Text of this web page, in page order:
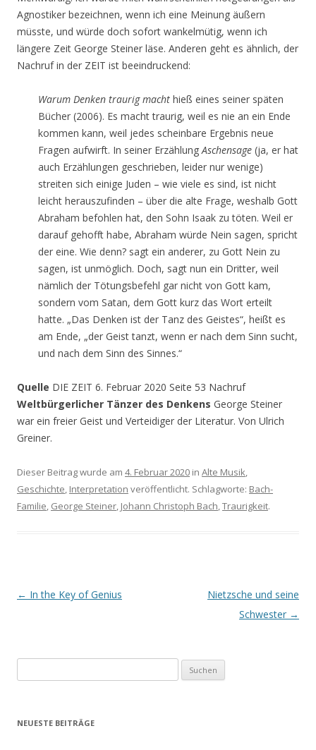
Agnostiker bezeichnen, wenn ich eine Meinung äußern
müsste, und würde doch sofort wankelmütig, wenn ich
längere Zeit George Steiner läse. Anderen geht es ähnlich, der
Nachruf in der ZEIT ist beeindruckend:
Warum Denken traurig macht hieß eines seiner späten
Bücher (2006). Es macht traurig, weil es nie an ein Ende
kommen kann, weil jedes scheinbare Ergebnis neue
Fragen aufwirft. In seiner ErzählungAschensage (ja, er hat
auch Erzählungen geschrieben, leider nur wenige)
streiten sich einige Juden – wie viele es sind, ist nicht
leicht herauszufinden – über die alte Frage, weshalb Gott
Abraham befohlen hat, den Sohn Isaak zu töten. Weil er
darauf gehofft habe, Abraham würde Nein sagen, spricht
der eine. Wie denn? sagt ein anderer, zu Gott Nein zu
sagen, ist unmöglich. Doch, sagt nun ein Dritter, weil
nämlich der Tötungsbefehl gar nicht von Gott kam,
sondern vom Satan, dem Gott kurz das Wort erteilt
hatte. „Das Denken ist der Tanz des Geistes“, heißt es
am Ende, „der Geist tanzt, wenn er nach dem Sinn sucht,
und nach dem Sinn des Sinnes.“
Quelle DIE ZEIT 6. Februar 2020 Seite 53 Nachruf
Weltbürgerlicher Tänzer des Denkens George Steiner
war ein freier Geist und Verteidiger der Literatur. Von Ulrich
Greiner.
Dieser Beitrag wurde am 4. Februar 2020 in Alte Musik,
Geschichte, Interpretation veröffentlicht. Schlagworte: Bach-
Familie, George Steiner, Johann Christoph Bach,Traurigkeit.
Beitrags-
← In the Key of Genius
Nietzsche und seine
Schwester →
u
h
NEUESTE BEITRÄGE